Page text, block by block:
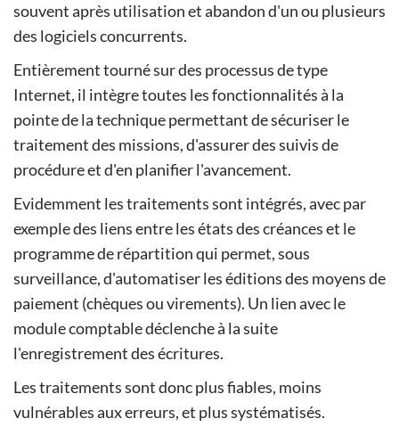
souvent après utilisation et abandon d'un ou plusieurs
des logiciels concurrents.
Entièrement tourné sur des processus de type
Internet, il intègre toutes les fonctionnalités à la
pointe de la technique permettant de sécuriser le
traitement des missions, d'assurer des suivis de
procédure et d'en planifier l'avancement.
Evidemment les traitements sont intégrés, avec par
exemple des liens entre les états des créances et le
programme de répartition qui permet, sous
surveillance, d'automatiser les éditions des moyens de
paiement (chèques ou virements). Un lien avec le
module comptable déclenche à la suite
l'enregistrement des écritures.
Les traitements sont donc plus fiables, moins
vulnérables aux erreurs, et plus systématisés.